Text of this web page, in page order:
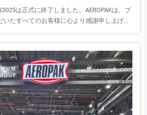
は正式に終了しました。AEROPAKは、ブ
いたすべてのお客様に心より感謝申し上げま